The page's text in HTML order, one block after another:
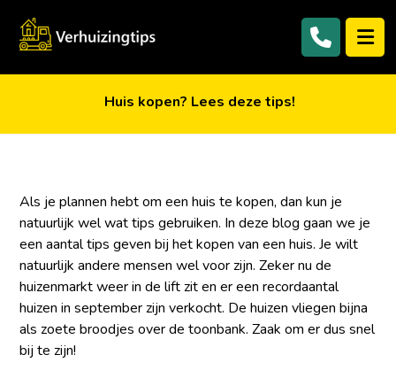
Huis kopen? Lees deze tips!
Als je plannen hebt om een huis te kopen, dan kun je
natuurlijk wel wat tips gebruiken. In deze blog gaan we je
een aantal tips geven bij het kopen van een huis. Je wilt
natuurlijk andere mensen wel voor zijn. Zeker nu de
huizenmarkt weer in de lift zit en er een recordaantal
huizen in september zijn verkocht. De huizen vliegen bijna
als zoete broodjes over de toonbank. Zaak om er dus snel
bij te zijn!